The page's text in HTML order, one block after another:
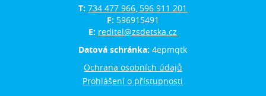
T:734 477 966, 596 911 201
F: 596915491
E: reditel@zsdetska.cz
Datová schránka:4epmqtk
Ochrana osobních údajů
Prohlášení o přístupnosti